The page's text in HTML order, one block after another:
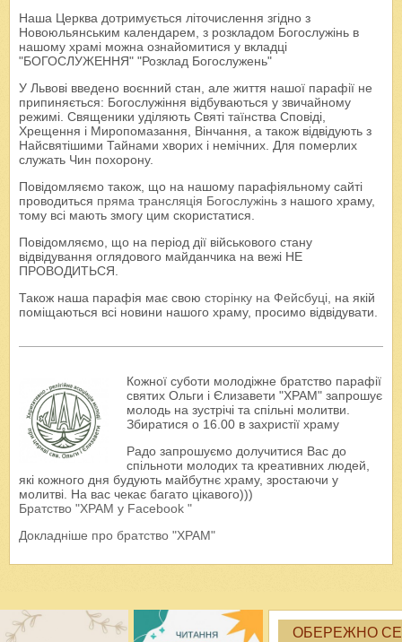
Наша Церква дотримується літочислення згідно з
Новоюльянським календарем, з розкладом Богослужінь в
нашому храмі можна ознайомитися у вкладці
"БОГОСЛУЖЕННЯ" "Розклад Богослужень"
У Львові введено воєнний стан, але життя нашої парафії не
припиняється: Богослужіння відбуваються у звичайному
режимі. Священики уділяють Святі таїнства Сповіді,
Хрещення і Миропомазання, Вінчання, а також відвідують з
Найсвятішими Тайнами хворих і немічних. Для померлих
служать Чин похорону.
Повідомляємо також, що на нашому парафіяльному сайті
проводиться пряма трансляція Богослужінь з нашого храму,
тому всі мають змогу цим скористатися.
Повідомляємо, що на період дії військового стану
відвідування оглядового майданчика на вежі НЕ
ПРОВОДИТЬСЯ.
Також наша парафія має свою сторінку на Фейсбуці, на якій
поміщаються всі новини нашого храму, просимо відвідувати.
Кожної суботи молодіжне братство парафії
святих Ольги і Єлизавети "ХРАМ" запрошує
молодь на зустрічі та спільні молитви.
Збиратися о 16.00 в захристії храму
Радо запрошуємо долучитися Вас до
спільноти молодих та креативних людей,
які кожного дня будують майбутнє храму, зростаючи у
молитві. На вас чекає багато цікавого)))
Братство "ХРАМ у Facebook "
Докладніше про братство "ХРАМ"
ОБЕРЕЖНО